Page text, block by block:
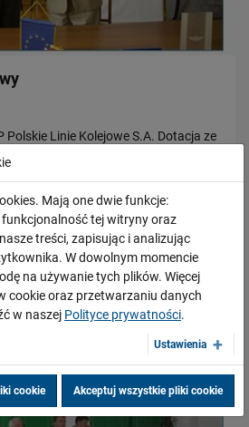
Polskie Linie Kolejowe S.A. Dotacja ze
na szkolenia PKP Polskie Linie
dofinansowanie z Europejskiego
na…
Mają one dwie funkcje:
tej witryny oraz
treści, zapisując i analizując
W dowolnym momencie
na używanie tych plików. Więcej
cookie oraz przetwarzaniu danych
w naszej Polityce prywatności.
Ustawienia
cookie Akceptuj wszystkie pliki cookie